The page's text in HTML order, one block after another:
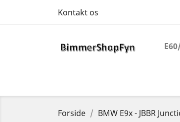
Kontakt os
Forside BMW E9x - JBBR